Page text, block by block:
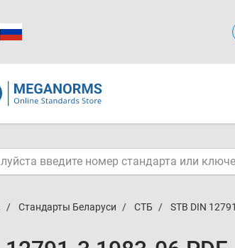
Стандарты Беларуси СТБ STB DIN